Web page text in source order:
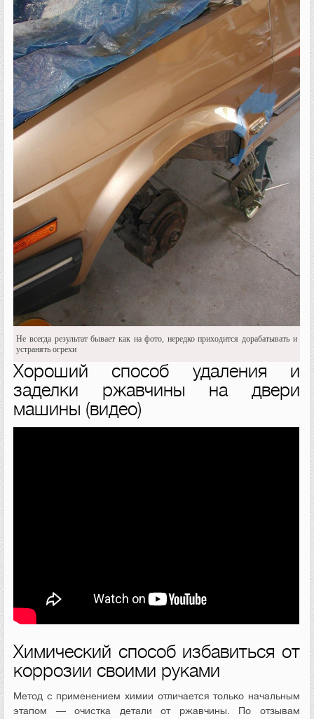
Не всегда результат бывает как на фото, нередко приходится дорабатывать и
устранять огрехи
Хороший способ удаления и
заделки ржавчины на двери
машины (видео)
Химический способ избавиться от
коррозии своими руками
Метод с применением химии отличается только начальным
этапом — очистка детали от ржавчины. По отзывам